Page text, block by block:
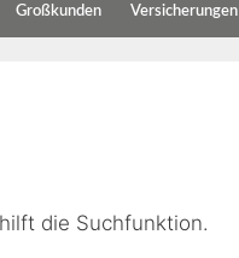
Großkunden Versicherungen
die Suchfunktion.